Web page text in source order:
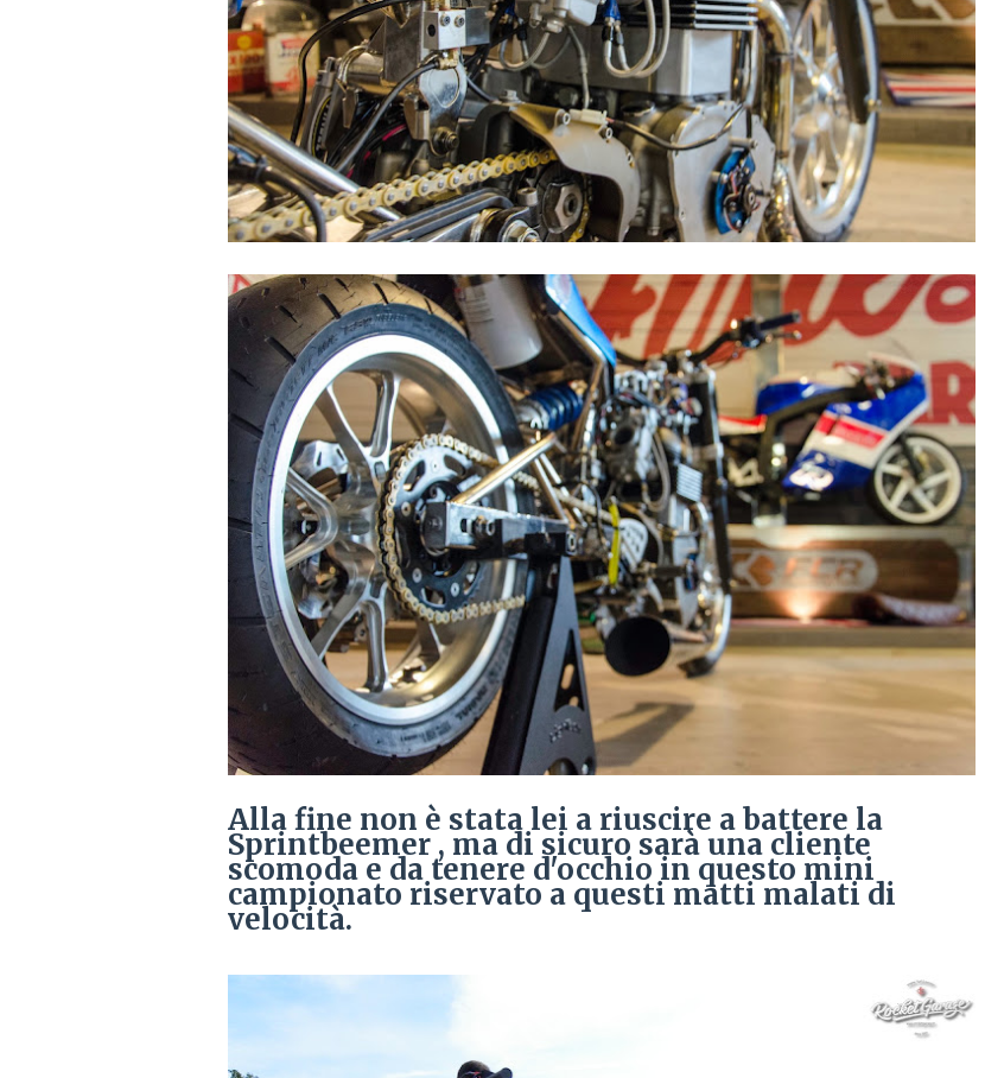
Alla fine non è stata lei a riuscire a battere la
Sprintbeemer , ma di sicuro sarà una cliente
scomoda e da tenere d'occhio in questo mini
campionato riservato a questi matti malati di
velocità.